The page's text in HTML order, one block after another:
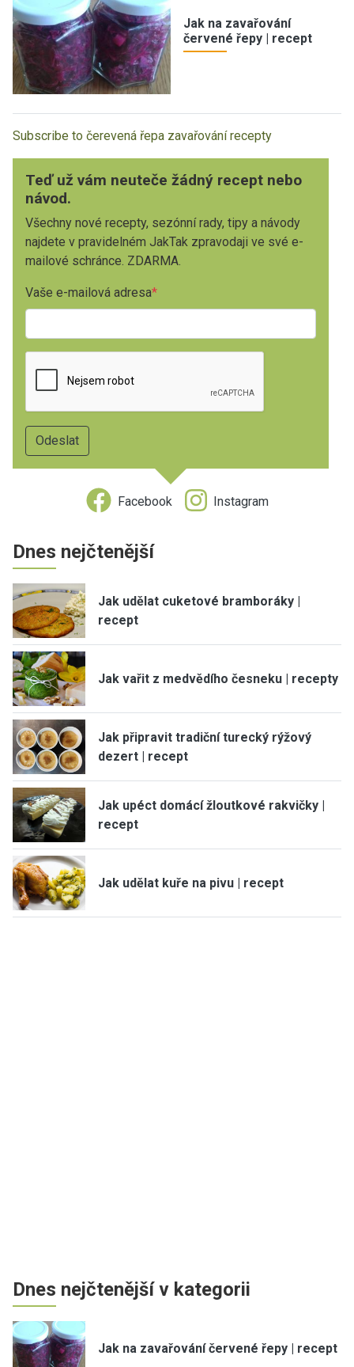
Jak na zavařování
červené řepy | recept
Subscribe to čerevená řepa zavařování recepty
Teď už vám neuteče žádný recept nebo
návod.
Všechny nové recepty, sezónní rady, tipy a návody
najdete v pravidelném JakTak zpravodaji ve své e-
mailové schránce. ZDARMA.
Vaše e-mailová adresa
Facebook Instagram
Dnes nejčtenější
Jak udělat cuketové bramboráky |
recept
Jak vařit z medvědího česneku | recepty
Jak připravit tradiční turecký rýžový
dezert | recept
Jak upéct domácí žloutkové rakvičky |
recept
Jak udělat kuře na pivu | recept
Dnes nejčtenější v kategorii
Jak na zavařování červené řepy | recept